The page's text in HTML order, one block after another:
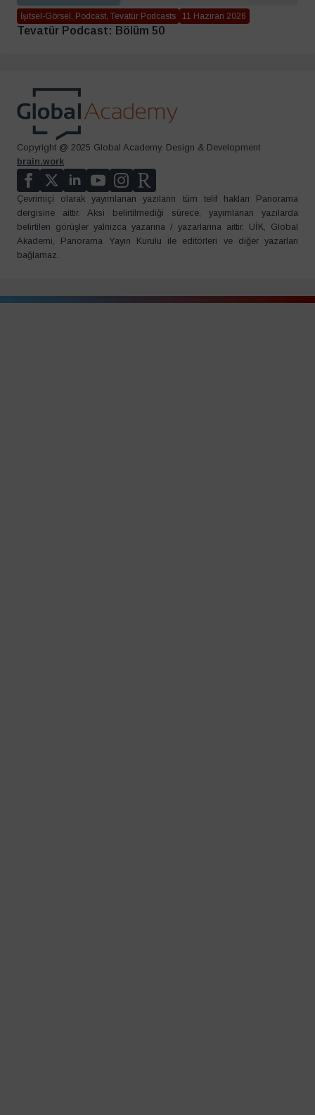
İşitsel-Görsel, Podcast, Tevatür Podcasts 11 Haziran 2026
Tevatür Podcast: Bölüm 50
Copyright @ 2025 Global Academy. Design & Development
brain.work
Çevrimiçi olarak yayımlanan yazıların tüm telif hakları Panorama
dergisine aittir. Aksi belirtilmediği sürece, yayımlanan yazılarda
belirtilen görüşler yalnızca yazarına / yazarlarına aittir. UİK, Global
Akademi, Panorama Yayın Kurulu ile editörleri ve diğer yazarları
bağlamaz.